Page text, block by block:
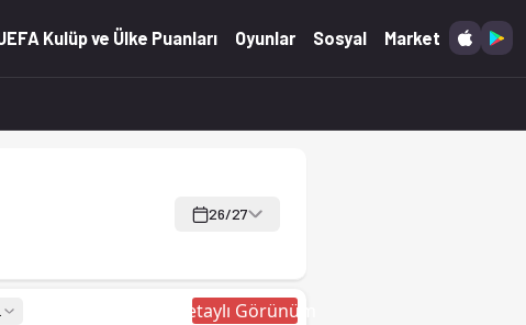
ve canlı skor Ofsayt'ta.
Kulüp ve Ülke Puanları Oyunlar Sosyal Market
26/27
Detaylı Görünüm